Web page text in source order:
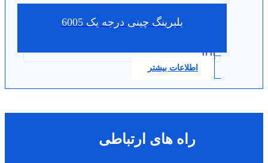
بلبرینگ چینی درجه یک 6005
0.0
اطلاعات بیشتر
راه های ارتباطی